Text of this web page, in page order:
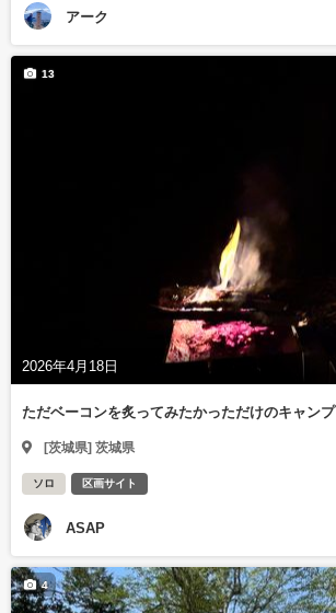
アーク
2026年4月18日
13
ただベーコンを炙ってみたかっただけのキャンプ
[茨城県] 茨城県
ソロ 区画サイト
ASAP
4